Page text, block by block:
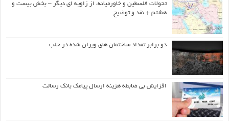
تحولات فلسطین و خاورمیانه، از زاویه ای دیگر – بخش بیست و
هشتم + نقد و توضیح
دو برابر تعداد ساختمان های ویران شده در حلب
افزایش بی ضابطه هزینه ارسال پیامک بانک رسالت